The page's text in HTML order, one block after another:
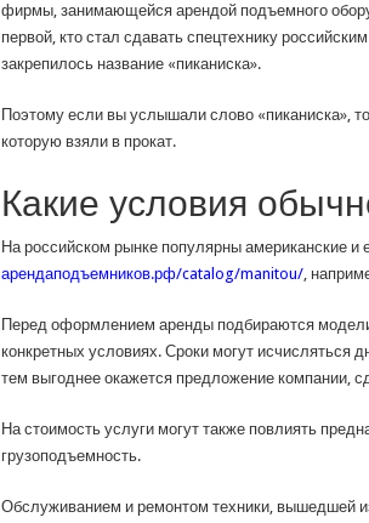
фирмы, занимающейся арендой подъемного
первой, кто стал сдавать спецтехнику
закрепилось название «пиканиска».
Поэтому если вы услышали слово «пиканиска»,
которую взяли в прокат.
Какие условия
На российском рынке популярны американские и
арендаподъемников.рф/catalog/manitou/,
Перед оформлением аренды подбираются
конкретных условиях. Сроки могут
тем выгоднее окажется предложение компании,
На стоимость услуги могут также повлиять
грузоподъемность.
Обслуживанием и ремонтом техники, вышедшей